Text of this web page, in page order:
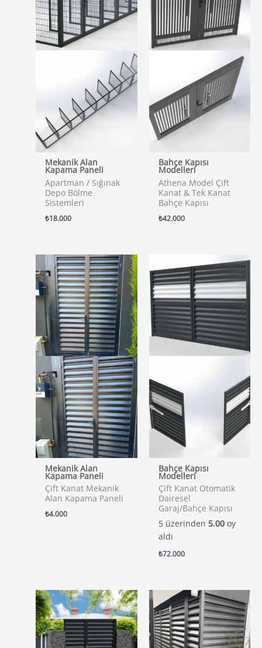
Mekanik Alan
Kapama Paneli
Apartman / Sığınak
Depo Bölme
Sistemleri
₺18.000
Bahçe Kapısı
Modelleri
Athena Model Çift
Kanat & Tek Kanat
Bahçe Kapısı
₺42.000
Mekanik Alan
Kapama Paneli
Çift Kanat Mekanik
Alan Kapama Paneli
₺4.000
Bahçe Kapısı
Modelleri
Çift Kanat Otomatik
Dairesel
Garaj/Bahçe Kapısı
5 üzerinden 5.00oy
aldı
₺72.000